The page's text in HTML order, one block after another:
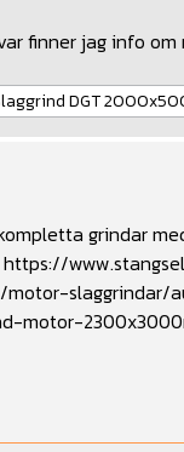
finner jag info
DGT
grindar
https://
slaggrindar/
motor-